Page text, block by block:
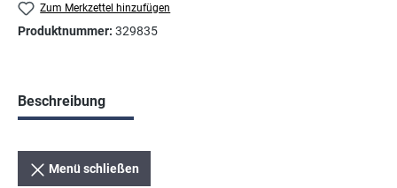
Zum Merkzettel hinzufügen
Produktnummer: 329835
Beschreibung
Menü schließen